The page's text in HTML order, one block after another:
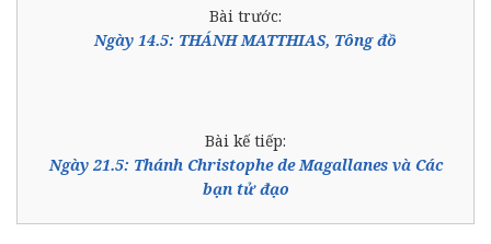
Bài trước:
Ngày 14.5: THÁNH MATTHIAS, Tông đồ
Bài kế tiếp:
Ngày 21.5: Thánh Christophe de Magallanes và Các
bạn tử đạo